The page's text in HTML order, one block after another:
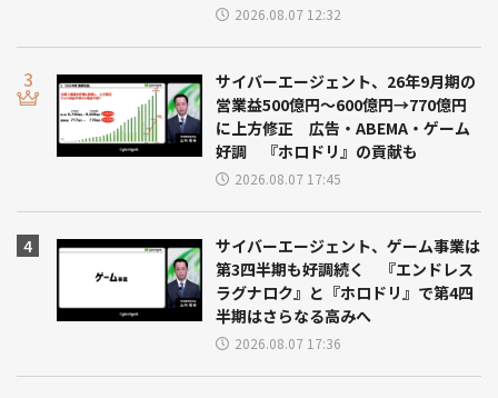
2026.08.07 12:32
サイバーエージェント、26年9月期の
営業益500億円～600億円→770億円
に上方修正 広告・ABEMA・ゲーム
好調 『ホロドリ』の貢献も
2026.08.07 17:45
サイバーエージェント、ゲーム事業は
第3四半期も好調続く 『エンドレス
ラグナロク』と『ホロドリ』で第4四
半期はさらなる高みへ
2026.08.07 17:36